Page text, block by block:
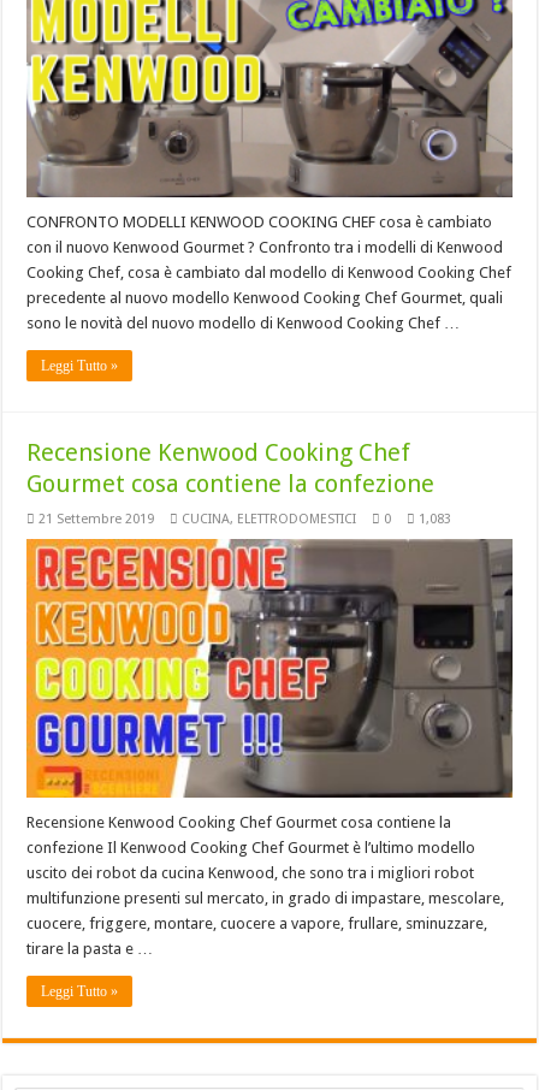
CONFRONTO MODELLI KENWOOD COOKING CHEF cosa è cambiato
con il nuovo Kenwood Gourmet ? Confronto tra i modelli di Kenwood
Cooking Chef, cosa è cambiato dal modello di Kenwood Cooking Chef
precedente al nuovo modello Kenwood Cooking Chef Gourmet, quali
sono le novità del nuovo modello di Kenwood Cooking Chef …
Leggi Tutto »
Recensione Kenwood Cooking Chef
Gourmet cosa contiene la confezione
21 Settembre 2019 CUCINA, ELETTRODOMESTICI 0 1,083
Recensione Kenwood Cooking Chef Gourmet cosa contiene la
confezione Il Kenwood Cooking Chef Gourmet è l’ultimo modello
uscito dei robot da cucina Kenwood, che sono tra i migliori robot
multifunzione presenti sul mercato, in grado di impastare, mescolare,
cuocere, friggere, montare, cuocere a vapore, frullare, sminuzzare,
tirare la pasta e …
Leggi Tutto »